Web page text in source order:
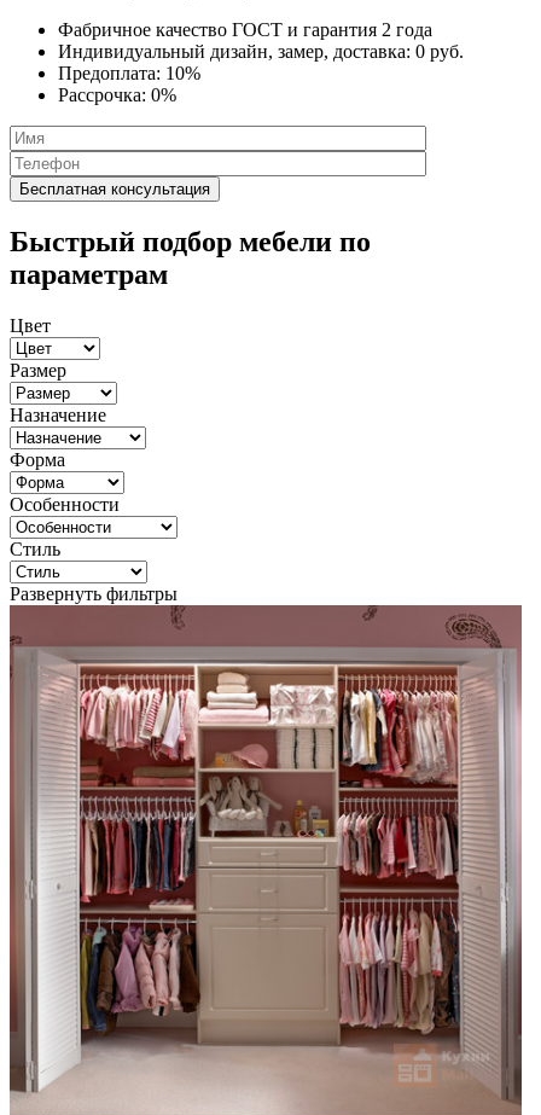
Фабричное качество ГОСТ и гарантия 2 года
Индивидуальный дизайн, замер, доставка: 0 руб.
Предоплата: 10%
Рассрочка: 0%
Быстрый подбор мебели по
параметрам
Цвет
Размер
Назначение
Форма
Особенности
Стиль
Развернуть фильтры